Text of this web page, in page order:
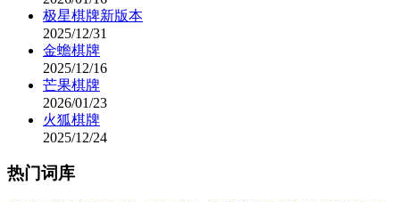
极星棋牌新版本
2025/12/31
金蟾棋牌
2025/12/16
芒果棋牌
2026/01/23
火狐棋牌
2025/12/24
热门词库